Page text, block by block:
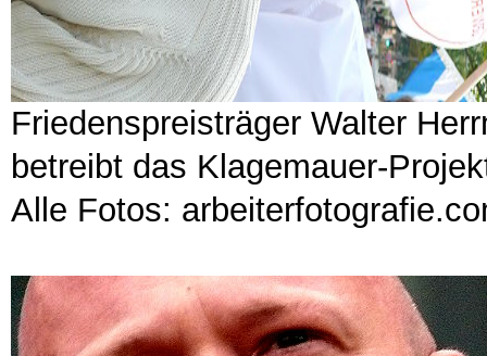
Friedenspreisträger Walter
betreibt das Klagemauer-
Alle Fotos: